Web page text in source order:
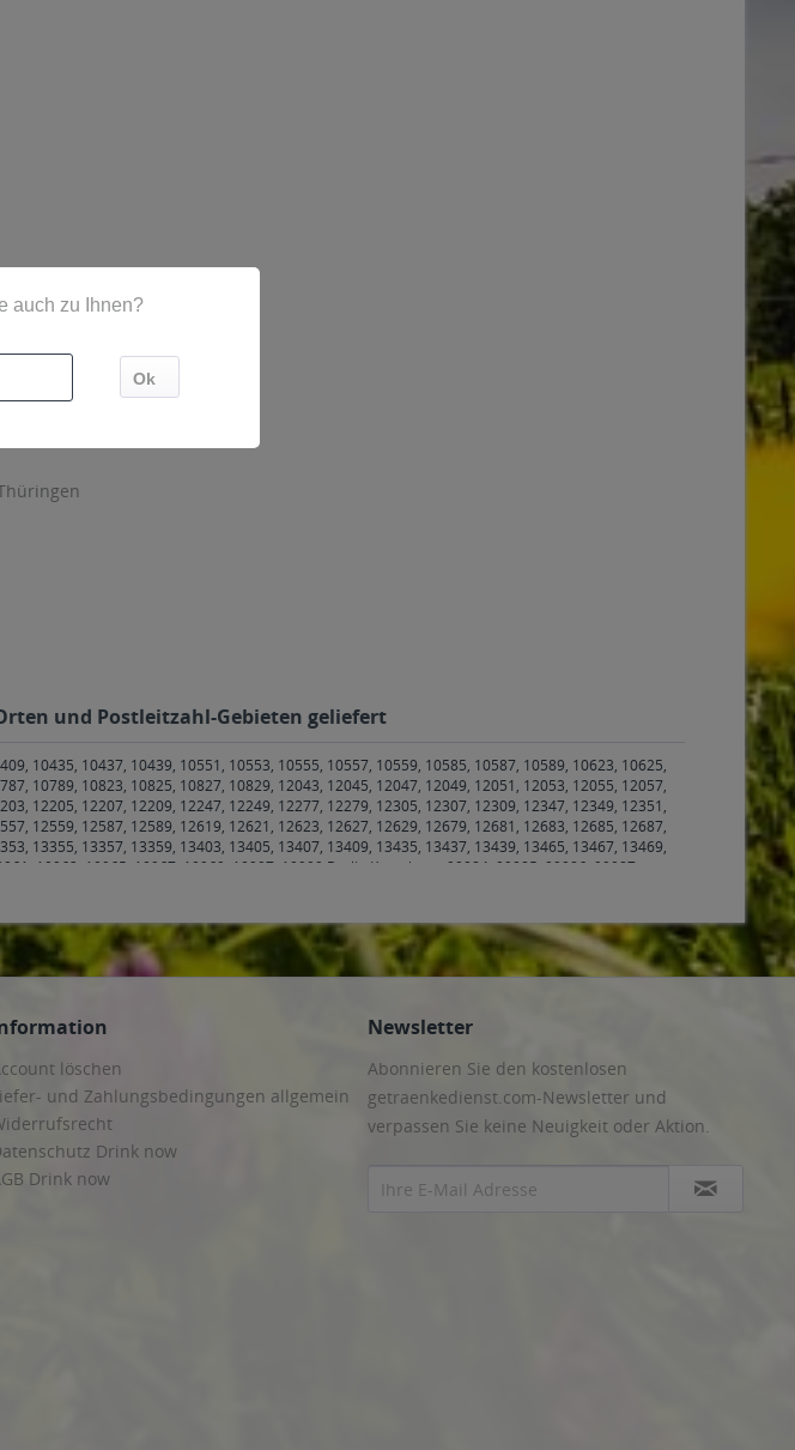
hervorgehoben
und Postleitzahl-Gebieten geliefert
10435, 10437, 10439, 10551, 10553, 10555, 10557, 10559, 10585, 10587, 10589, 10623, 10625,
10789, 10823, 10825, 10827, 10829, 12043, 12045, 12047, 12049, 12051, 12053, 12055, 12057,
12205, 12207, 12209, 12247, 12249, 12277, 12279, 12305, 12307, 12309, 12347, 12349, 12351,
12559, 12587, 12589, 12619, 12621, 12623, 12627, 12629, 12679, 12681, 12683, 12685, 12687,
13355, 13357, 13359, 13403, 13405, 13407, 13409, 13435, 13437, 13439, 13465, 13467, 13469,
10963, 10965, 10967, 10969, 10997, 10999 Berlin Kreuzberg
99084, 99085, 99086, 99087,
,99423, 99425, 99427 Weimar,99428 Bechstedtstraß, Daasdorf am Berge, Hopfgarten,
Hammerstedt, Hohlstedt, Kiliansroda, Kleinschwabhausen, Kromsdorf, Lehnstedt, Magdala,
Eschenbergen, Friedrichswerth, Friemar, Goldbach, Grabsleben, Günthersleben, Haina, Hochheim,
löschen
und Zahlungsbedingungen allgemein
Drink now
Drink now
Newsletter
Abonnieren Sie den kostenlosen
getraenkedienst.com-Newsletter und
verpassen Sie keine Neuigkeit oder Aktion.